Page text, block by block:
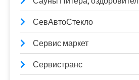
СевАвтоСтекло
Сервис маркет
Сервистранс